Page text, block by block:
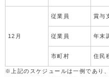
12月
従業員 賞与
従業員 年末
市町村 住民
※上記のスケジュールは一例であり